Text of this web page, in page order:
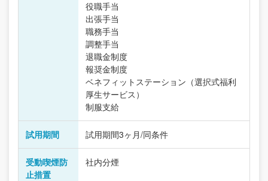
役職手当
出張手当
職務手当
調整手当
退職金制度
報奨金制度
ベネフィットステーション（選択式福利
厚生サービス）
制服支給
試用期間 試用期間3ヶ月/同条件
受動喫煙防
止措置
社内分煙